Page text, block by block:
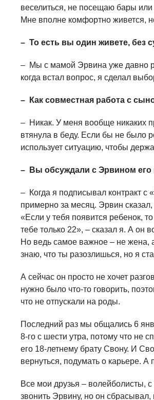
веселиться, не посещаю бары или
Мне вполне комфортно живется,
– То есть вы один живете, без
– Мы с мамой Эрвина уже давно
когда встал вопрос, я сделал
– Как совместная работа с
– Никак. У меня вообще никаких
втянула в беду. Если бы не было
использует ситуацию, чтобы
– Вы обсуждали с Эрвином его
– Когда я подписывал контракт с
примерно за месяц. Эрвин сказал,
«Если у тебя появится ребенок,
тебе только 22», – сказал я. А он
Но ведь самое важное – не жена,
знаю, что ты разозлишься, но я
А сейчас он просто не хочет
нужно было что-то говорить,
что не отпускали на роды.
Последний раз мы общались 6
8-го с шести утра, потому что не
его 18-летнему брату Свону. И
вернуться, подумать о карьере.
Все мои друзья – волейболисты,
звонить Эрвину, но он сбрасывал,